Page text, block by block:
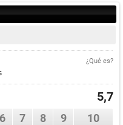
¿Qué es?
5,7
6 7 8 9 10